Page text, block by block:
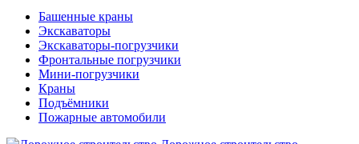
Башенные краны
Экскаваторы
Экскаваторы-погрузчики
Фронтальные погрузчики
Мини-погрузчики
Краны
Подъёмники
Пожарные автомобили